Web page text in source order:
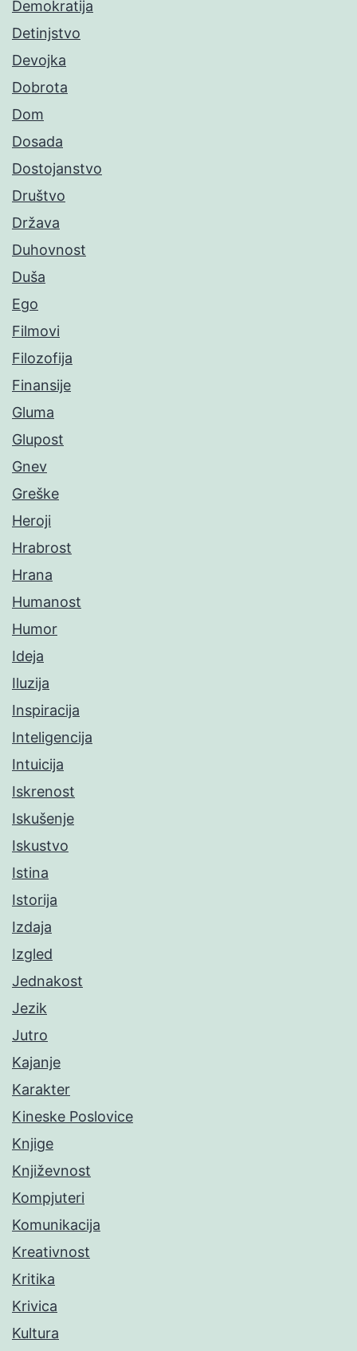
Demokratija
Detinjstvo
Devojka
Dobrota
Dom
Dosada
Dostojanstvo
Društvo
Država
Duhovnost
Duša
Ego
Filmovi
Filozofija
Finansije
Gluma
Glupost
Gnev
Greške
Heroji
Hrabrost
Hrana
Humanost
Humor
Ideja
Iluzija
Inspiracija
Inteligencija
Intuicija
Iskrenost
Iskušenje
Iskustvo
Istina
Istorija
Izdaja
Izgled
Jednakost
Jezik
Jutro
Kajanje
Karakter
Kineske Poslovice
Knjige
Književnost
Kompjuteri
Komunikacija
Kreativnost
Kritika
Krivica
Kultura